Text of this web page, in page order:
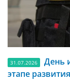
31.07.2026
День
этапе развития